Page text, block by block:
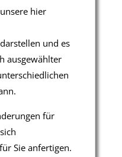
hier
und es
ausgewählter
für
Sie anfertigen.